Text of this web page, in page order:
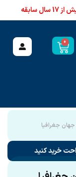
سابقه
0
جغرافیا
خرید کنید